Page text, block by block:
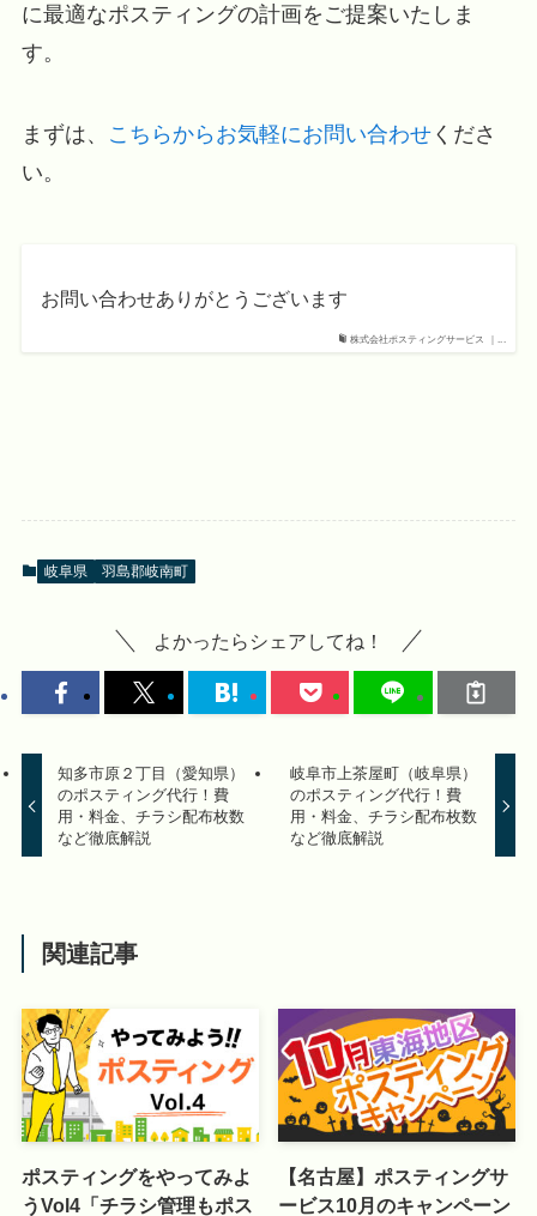
に最適なポスティングの計画をご提案いたしま
す。
まずは、 こちらからお気軽にお問い合わせくださ
い。
株式会社ポスティングサービス ｜...
お問い合わせありがとうございます
岐阜県 羽島郡岐南町
よかったらシェアしてね！
知多市原２丁目（愛知県）
のポスティング代行！費
用・料金、チラシ配布枚数
など徹底解説
岐阜市上茶屋町（岐阜県）
のポスティング代行！費
用・料金、チラシ配布枚数
など徹底解説
関連記事
ポスティングをやってみよ
うVol4「チラシ管理もポス
【名古屋】ポスティングサ
ービス10月のキャンペーン